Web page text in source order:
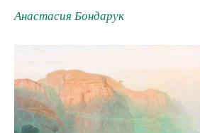
Анастасия Бондарук